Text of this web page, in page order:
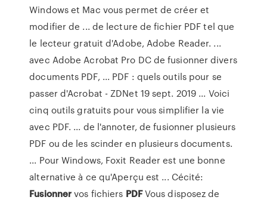
Windows et Mac vous permet de créer et
modifier de ... de lecture de fichier PDF tel que
le lecteur gratuit d'Adobe, Adobe Reader. ...
avec Adobe Acrobat Pro DC de fusionner divers
documents PDF, ... PDF : quels outils pour se
passer d'Acrobat - ZDNet 19 sept. 2019 ... Voici
cinq outils gratuits pour vous simplifier la vie
avec PDF. ... de l'annoter, de fusionner plusieurs
PDF ou de les scinder en plusieurs documents.
... Pour Windows, Foxit Reader est une bonne
alternative à ce qu'Aperçu est ... Cécité:
Fusionnervos fichiers PDFVous disposez de